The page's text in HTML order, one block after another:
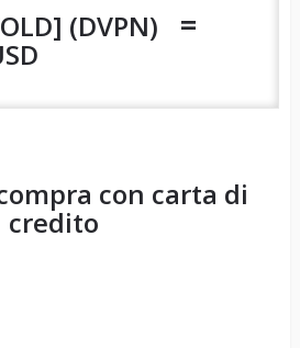
(DVPN) =
con carta di
credito